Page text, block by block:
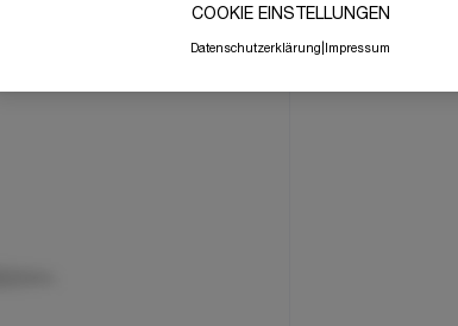
COOKIE EINSTELLUNGEN
Datenschutzerklärung Impressum